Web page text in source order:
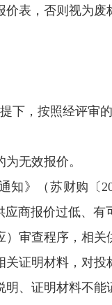
价表，否则视为废
下，按照经评审
无效报价。
》（苏财购〔
应商报价过低、
审查程序，相
证明材料，对
、证明材料不